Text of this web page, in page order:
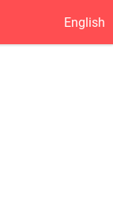
English